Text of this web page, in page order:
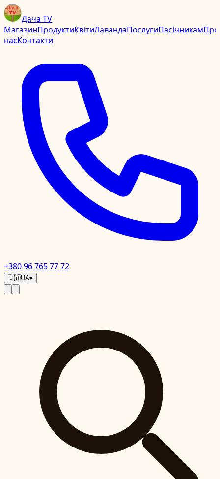
Дача TV
МагазинПродуктиКвітиЛавандаПослугиПасічникамПро
насКонтакти
+380 96 765 77 72
🇺🇦UA▾